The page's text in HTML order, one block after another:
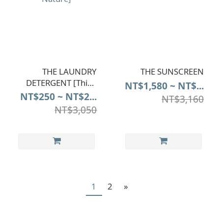
THE LAUNDRY
DETERGENT [Think
Nature]
NT$250 ~ NT$2...
NT$3,050
THE SUNSCREEN
NT$1,580 ~ NT$...
NT$3,160
1 2 »